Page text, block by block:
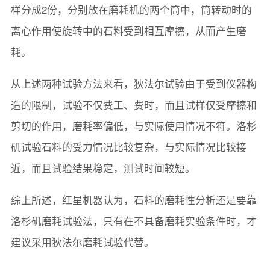
样分成2份，分别放在磨耗机的两个筒中，筒转动时的
离心作用使旋转中的石料受到相互摩擦，从而产生磨
耗。
从上述两种试验方法来看，狄法尔试验由于受到仪器构
造的限制，试验不仅费工、费时，而且试样仅受摩擦和
剪切的作用，磨耗率偏低，与实际使用情况不符。洛杉
矶试验石料的受力情况比较复杂，与实际情况比较接
近，而且试验结果稳定，测试时间较短。
综上所述，红星机器认为，石料的磨耗性分析还是要靠
洛杉矶磨耗试验法，只有在不具备磨耗实验条件时，才
建议采用狄法尔磨耗试验代替。